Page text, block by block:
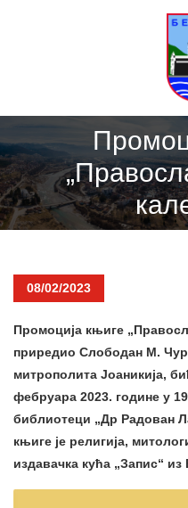
08/02/2023
Промоција књиге
приредио Слободан М.
митрополита Јоаникија,
фебруара 2023. године у
библиотеци „Др Радован
књиге је религија,
издавачка кућа „Запис“ из